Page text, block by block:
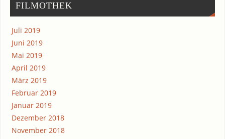
FIL­MO­THEK
Juli 2019
Juni 2019
Mai 2019
April 2019
März 2019
Februar 2019
Januar 2019
Dezember 2018
November 2018